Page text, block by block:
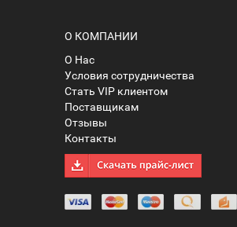
О КОМПАНИИ
О Нас
Условия сотрудничества
Стать VIP клиентом
Поставщикам
Отзывы
Контакты